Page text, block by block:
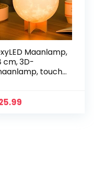
Maanlamp,
cm, 3D-
touch-